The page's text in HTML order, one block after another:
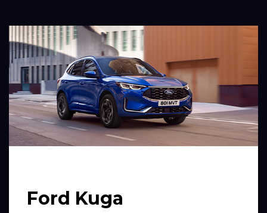
Ford Kuga